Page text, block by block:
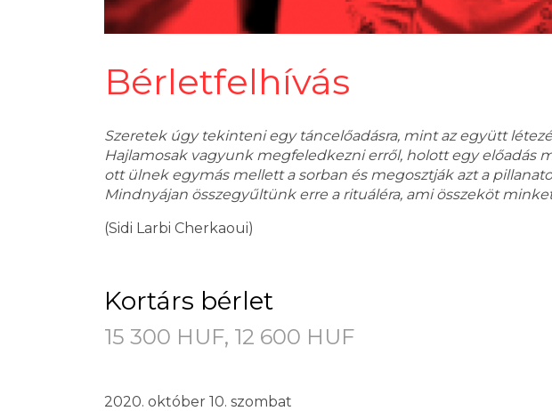
Bérletfelhívás
Szeretek úgy tekinteni egy táncelőadásra, mint az együtt
Hajlamosak vagyunk megfeledkezni erről, holott egy előadás
ott ülnek egymás mellett a sorban és megosztják azt a
Mindnyájan összegyűltünk erre a rituáléra, ami összeköt
(Sidi Larbi Cherkaoui)
Kortárs bérlet
15 300 HUF, 12 600 HUF
2020. október 10. szombat